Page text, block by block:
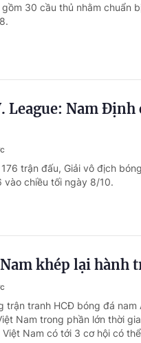
30 cầu thủ nhằm chuẩn
League: Nam
trận đấu, Giải vô địch
vào chiều tối ngày 8/10.
khép lại hành
trận tranh HCĐ bóng đá
Nam trong phần lớn thời
Nam có tới 3 cơ hội có